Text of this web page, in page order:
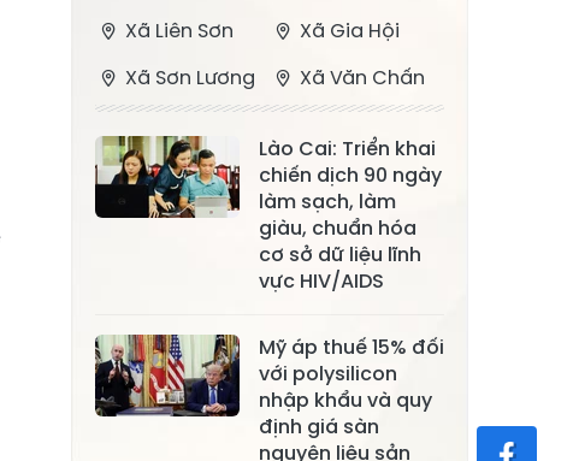
Xã Liên Sơn
Xã Gia Hội
Xã Sơn Lương
Xã Văn Chấn
Bằng La
Xã Chấn Thịnh
Xã Nghĩa Tâm
Xã Phong Dụ
Hạ
Xã Lâm Giang
Cuông
Xã Tân Hợp
Xã Mậu A Xã Xuân Ái
Xã Lâm
Lào Cai: Triển khai
chiến dịch 90 ngày
làm sạch, làm
giàu, chuẩn hóa
cơ sở dữ liệu lĩnh
vực HIV/AIDS
Mỹ áp thuế 15% đối
với polysilicon
nhập khẩu và quy
định giá sàn
nguyên liệu sản